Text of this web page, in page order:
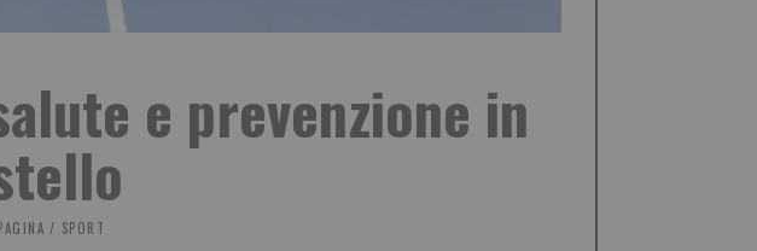
e prevenzione in
/ SPORT